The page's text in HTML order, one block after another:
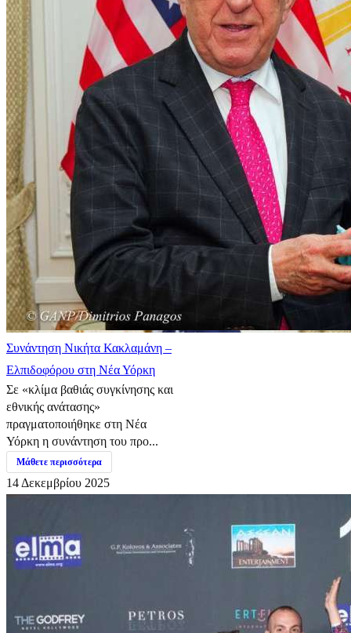
Συνάντηση Νικήτα Κακλαμάνη –
Ελπιδοφόρου στη Νέα Υόρκη
Σε «κλίμα βαθιάς συγκίνησης και
εθνικής ανάτασης»
πραγματοποιήθηκε στη Νέα
Υόρκη η συνάντηση του προ...
Μάθετε περισσότερα
14 Δεκεμβρίου 2025